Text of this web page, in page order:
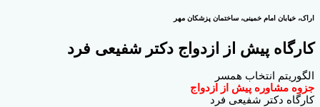
اراک، خیابان امام خمینی، ساختمان پزشکان مهر
کارگاه پیش از ازدواج دکتر شفیعی فرد
الگوریتم انتخاب همسر
جزوه مشاوره پیش از ازدواج
کارگاه دکتر شفیعی فرد